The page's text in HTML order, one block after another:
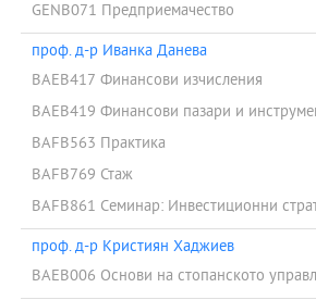
GENB071 Предприемачество
проф. д-р Иванка Данева
BAEB417 Финансови изчисления
BAEB419 Финансови пазари и
BAFB563 Практика
BAFB769 Стаж
BAFB861 Семинар: Инвестиционни
проф. д-р Кристиян Хаджиев
BAEB006 Основи на стопанското